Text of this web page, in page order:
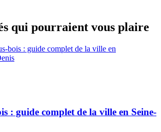
qui pourraient vous plaire
: guide complet de la ville en Seine-